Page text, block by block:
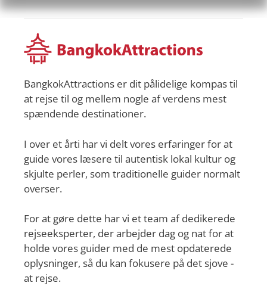
BangkokAttractions er dit pålidelige kompas til
at rejse til og mellem nogle af verdens mest
spændende destinationer.
I over et årti har vi delt vores erfaringer for at
guide vores læsere til autentisk lokal kultur og
skjulte perler, som traditionelle guider normalt
overser.
For at gøre dette har vi et team af dedikerede
rejseeksperter, der arbejder dag og nat for at
holde vores guider med de mest opdaterede
oplysninger, så du kan fokusere på det sjove -
at rejse.